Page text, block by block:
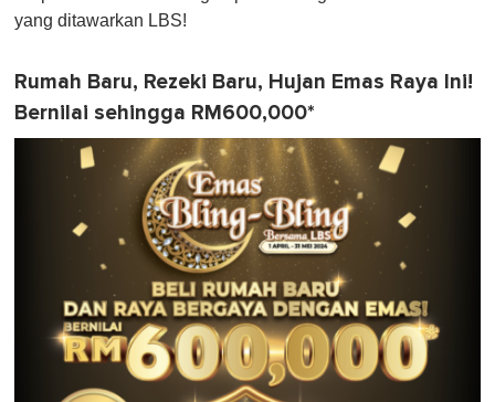
yang ditawarkan LBS!
Rumah Baru, Rezeki Baru, Hujan Emas Raya Ini!
Bernilai sehingga RM600,000*